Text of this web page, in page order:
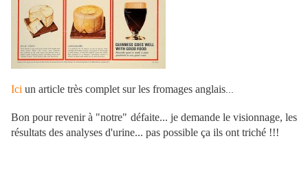
Ici un article très complet sur les fromages anglais
Bon pour revenir à "notre" défaite... je demande le visionnage, les
résultats des analyses d'urine... pas possible ça ils ont triché !!!